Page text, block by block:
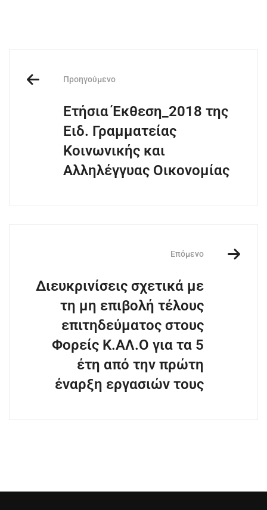
Προηγούμενο
Ετήσια Έκθεση_2018 της
Ειδ. Γραμματείας
Κοινωνικής και
Αλληλέγγυας Οικονομίας
Επόμενο
Διευκρινίσεις σχετικά με
τη μη επιβολή τέλους
επιτηδεύματος στους
Φορείς Κ.ΑΛ.Ο για τα 5
έτη από την πρώτη
έναρξη εργασιών τους